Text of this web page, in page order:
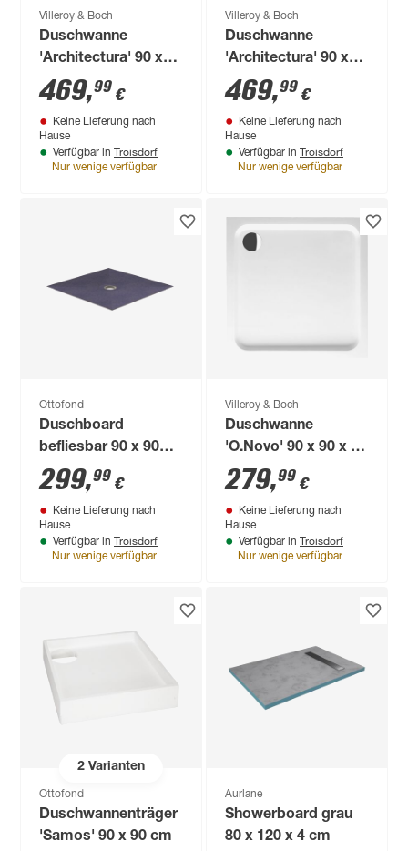
Villeroy & Boch
Duschwanne
'Architectura' 90 x
90 x 1,5 cm inkl.
Installationsset
469,99 €
Keine Lieferung nach
Hause
Verfügbar in Troisdorf
Nur wenige verfügbar
Villeroy & Boch
Duschwanne
'Architectura' 90 x
120 x 1,5 cm
469,99 €
Keine Lieferung nach
Hause
Verfügbar in Troisdorf
Nur wenige verfügbar
Ottofond
Duschboard
befliesbar 90 x 90
cm
299,99 €
Keine Lieferung nach
Hause
Verfügbar in Troisdorf
Nur wenige verfügbar
Villeroy & Boch
Duschwanne
'O.Novo' 90 x 90 x 6
cm
279,99 €
Keine Lieferung nach
Hause
Verfügbar in Troisdorf
Nur wenige verfügbar
2Varianten
Ottofond
Duschwannenträger
'Samos' 90 x 90 cm
Aurlane
Showerboard grau
80 x 120 x 4 cm